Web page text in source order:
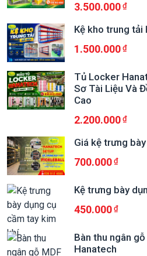
3.500.000
Kệ kho trung tải
1.500.000
Tủ Locker
Sơ Tài Liệu Và
Cao
2.200.000
Giá kệ trưng
700.000
Kệ trưng bày
450.000
Bàn thu ngân
Hanatech